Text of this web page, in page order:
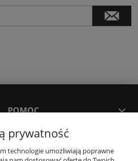
POMOC
KONTO
prywatność
technologie umożliwiają poprawne